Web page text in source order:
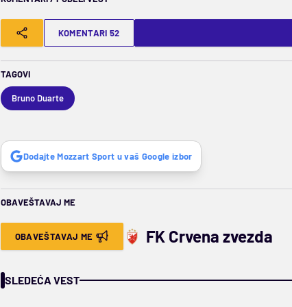
KOMENTARI 52
TAGOVI
Bruno Duarte
Dodajte Mozzart Sport u vaš Google izbor
OBAVEŠTAVAJ ME
OBAVEŠTAVAJ ME FK Crvena zvezda
SLEDEĆA VEST